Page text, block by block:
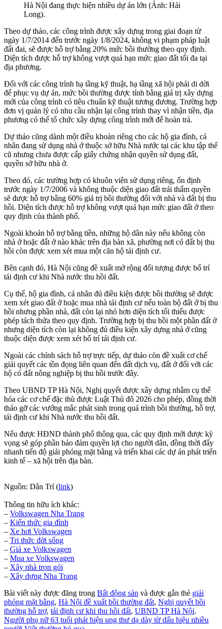
Hà Nội đang thực hiện nhiều dự án lớn (Ảnh: Hải
Long).
Theo dự thảo, các công trình được xây dựng trong giai đoạn từ
ngày 1/7/2014 đến trước ngày 1/8/2024, không vi phạm pháp luật
đất đai, sẽ được hỗ trợ bằng 20% mức bồi thường theo quy định.
Diện tích được hỗ trợ không vượt quá hạn mức giao đất tối đa tại
địa phương.
Đối với các công trình hạ tầng kỹ thuật, hạ tầng xã hội phải di dời
để phục vụ dự án, mức bồi thường được tính bằng giá trị xây dựng
mới của công trình có tiêu chuẩn kỹ thuật tương đương. Trường hợp
đơn vị quản lý có nhu cầu nhận lại công trình thay vì nhận tiền, địa
phương có thể tổ chức xây dựng công trình mới để hoàn trả.
Dự thảo cũng dành một điều khoản riêng cho các hộ gia đình, cá
nhân đang sử dụng nhà ở thuộc sở hữu Nhà nước tại các khu tập thể
cũ nhưng chưa được cấp giấy chứng nhận quyền sử dụng đất,
quyền sở hữu nhà ở.
Theo đó, các trường hợp có khuôn viên sử dụng riêng, ổn định
trước ngày 1/7/2006 và không thuộc diện giao đất trái thẩm quyền
sẽ được hỗ trợ bằng 60% giá trị bồi thường đối với nhà và đất bị thu
hồi. Diện tích được hỗ trợ không vượt quá hạn mức giao đất ở theo
quy định của thành phố.
Ngoài khoản hỗ trợ bằng tiền, những hộ dân này nếu không còn
nhà ở hoặc đất ở nào khác trên địa bàn xã, phường nơi có đất bị thu
hồi còn được xem xét mua một căn hộ tái định cư.
Bên cạnh đó, Hà Nội cũng đề xuất mở rộng đối tượng được bố trí
tái định cư khi Nhà nước thu hồi đất.
Cụ thể, hộ gia đình, cá nhân đủ điều kiện được bồi thường sẽ được
xem xét giao đất ở hoặc mua nhà tái định cư nếu toàn bộ đất ở bị thu
hồi nhưng phần nhà, đất còn lại nhỏ hơn diện tích tối thiểu được
phép tách thửa theo quy định. Trường hợp bị thu hồi một phần đất ở
nhưng diện tích còn lại không đủ điều kiện xây dựng nhà ở cũng
thuộc diện được xem xét bố trí tái định cư.
Ngoài các chính sách hỗ trợ trực tiếp, dự thảo còn đề xuất cơ chế
giải quyết các tồn đọng liên quan đến đất dịch vụ, đất ở đối với các
hộ có đất nông nghiệp bị thu hồi trước đây.
Theo UBND TP Hà Nội, Nghị quyết được xây dựng nhằm cụ thể
hóa các cơ chế đặc thù được Luật Thủ đô 2026 cho phép, đồng thời
tháo gỡ các vướng mắc phát sinh trong quá trình bồi thường, hỗ trợ,
tái định cư khi Nhà nước thu hồi đất.
Nếu được HĐND thành phố thông qua, các quy định mới được kỳ
vọng sẽ góp phần bảo đảm quyền lợi cho người dân, đồng thời đẩy
nhanh tiến độ giải phóng mặt bằng và triển khai các dự án phát triển
kinh tế – xã hội trên địa bàn.
Nguồn: Dân Trí (link)
Thông tin hữu ích khác:
– Volkswagen Nha Trang
– Kiến thức gia đình
– Xe hơi Volkswagen
– Tri thức đời sống
– Giá xe Volkswagen
– Mua xe Volkswagen
– Xây nhà trọn gói
– Xây dựng Nha Trang
Bài viết này được đăng trong Bất động sản và được gắn thẻ giải
phóng mặt bằng, Hà Nội đề xuất bồi thường đất, Nghị quyết bồi
thường hỗ trợ, tái định cư khi thu hồi đất, UBND TP Hà Nội.
Người phụ nữ 63 tuổi phát hiện ung thư dạ dày từ dấu hiệu nhiều